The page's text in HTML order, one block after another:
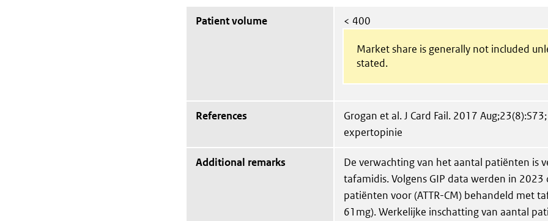
Patient volume < 400
Market share is generally not included
stated.
References
Grogan et al. J Card Fail. 2017
expertopinie
Additional remarks
De verwachting van het aantal patiënten is
tafamidis. Volgens GIP data werden in 2023
patiënten voor (ATTR-CM) behandeld met
61mg). Werkelijke inschatting van aantal